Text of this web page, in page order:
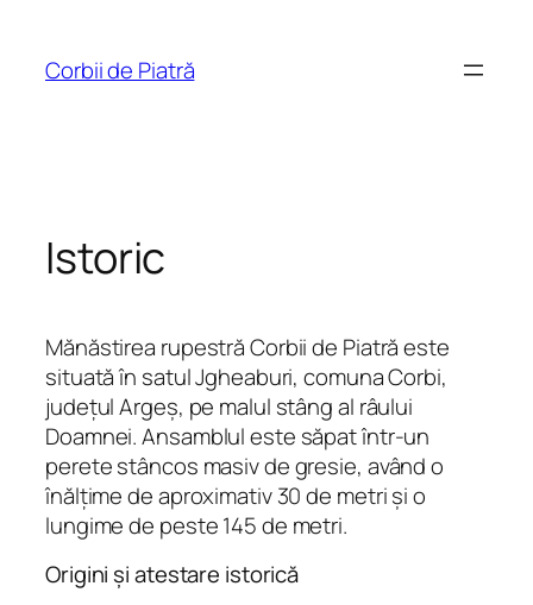
conținut
Corbii de Piatră
Istoric
Mănăstirea rupestră Corbii de Piatră este
situată în satul Jgheaburi, comuna Corbi,
județul Argeș, pe malul stâng al râului
Doamnei. Ansamblul este săpat într-un
perete stâncos masiv de gresie, având o
înălțime de aproximativ 30 de metri și o
lungime de peste 145 de metri.
Origini și atestare istorică